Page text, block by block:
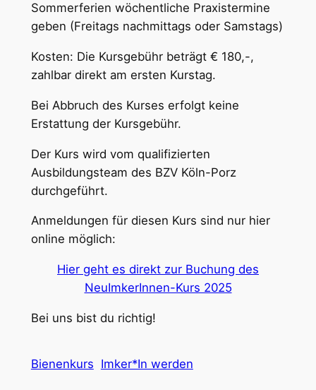
Sommerferien wöchentliche Praxistermine
geben (Freitags nachmittags oder Samstags)
Kosten: Die Kursgebühr beträgt € 180,-,
zahlbar direkt am ersten Kurstag.
Bei Abbruch des Kurses erfolgt keine
Erstattung der Kursgebühr.
Der Kurs wird vom qualifizierten
Ausbildungsteam des BZV Köln-Porz
durchgeführt.
Anmeldungen für diesen Kurs sind nur hier
online möglich:
Hier geht es direkt zur Buchung des
NeuImkerInnen-Kurs 2025
Bei uns bist du richtig!
Bienenkurs Imker*In werden